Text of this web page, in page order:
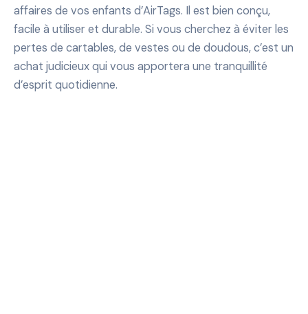
affaires de vos enfants d’AirTags. Il est bien conçu,
facile à utiliser et durable. Si vous cherchez à éviter les
pertes de cartables, de vestes ou de doudous, c’est un
achat judicieux qui vous apportera une tranquillité
d’esprit quotidienne.